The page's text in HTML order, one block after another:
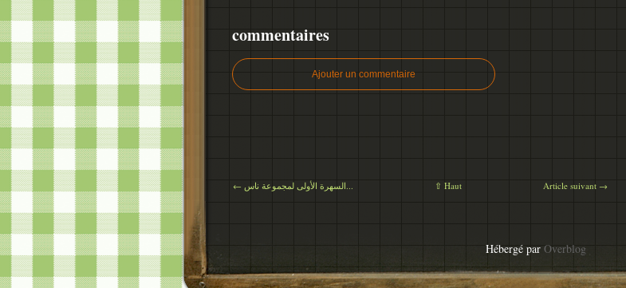
commentaires
Ajouter un commentaire
← السهرة الأولى لمجموعة ناس... ⇧ Haut Article suivant →
Hébergé par Overblog